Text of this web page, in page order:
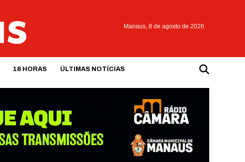
Manaus, 8 de agosto de 2026
18 HORAS ÚLTIMAS NOTÍCIAS